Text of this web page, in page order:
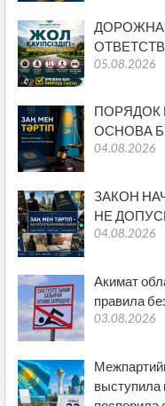
05.08.2026
ПОРЯДОК
ОСНОВА
04.08.2026
ЗАКОН
НЕ
04.08.2026
Акимат
правила
03.08.2026